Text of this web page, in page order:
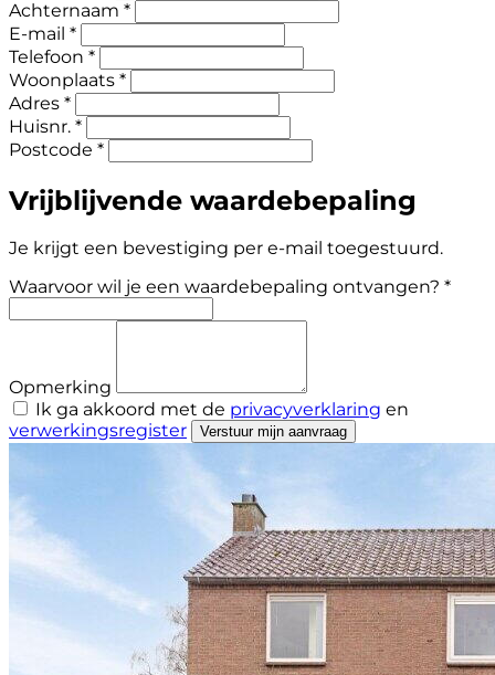
Achternaam *
E-mail *
Telefoon *
Woonplaats *
Adres *
Huisnr. *
Postcode *
Vrijblijvende waardebepaling
Je krijgt een bevestiging per e-mail toegestuurd.
Waarvoor wil je een waardebepaling ontvangen? *
Opmerking
Ik ga akkoord met de privacyverklaring en
verwerkingsregister
Verstuur mijn aanvraag